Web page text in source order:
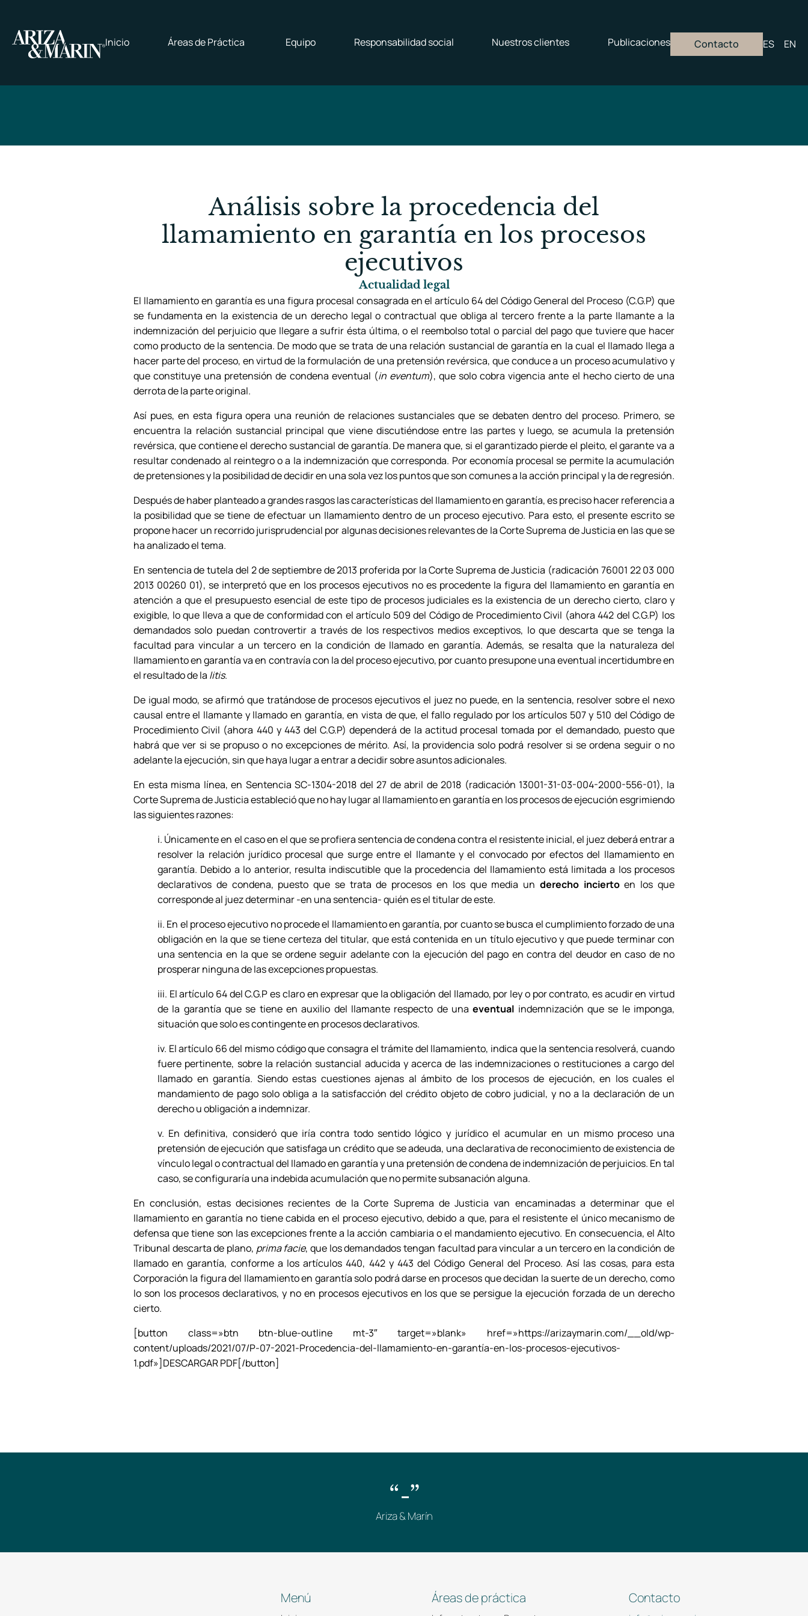
Inicio Áreas de Práctica Equipo Responsabilidad social Nuestros clientes Publicaciones Contacto ES EN
Análisis sobre la procedencia del
llamamiento en garantía en los procesos
ejecutivos
Actualidad legal
El llamamiento en garantía es una figura procesal consagrada en el artículo 64 del Código General del Proceso (C.G.P) que
se fundamenta en la existencia de un derecho legal o contractual que obliga al tercero frente a la parte llamante a la
indemnización del perjuicio que llegare a sufrir ésta última, o el reembolso total o parcial del pago que tuviere que hacer
como producto de la sentencia. De modo que se trata de una relación sustancial de garantía en la cual el llamado llega a
hacer parte del proceso, en virtud de la formulación de una pretensión revérsica, que conduce a un proceso acumulativo y
que constituye una pretensión de condena eventual (in eventum), que solo cobra vigencia ante el hecho cierto de una
derrota de la parte original.
Así pues, en esta figura opera una reunión de relaciones sustanciales que se debaten dentro del proceso. Primero, se
encuentra la relación sustancial principal que viene discutiéndose entre las partes y luego, se acumula la pretensión
revérsica, que contiene el derecho sustancial de garantía. De manera que, si el garantizado pierde el pleito, el garante va a
resultar condenado al reintegro o a la indemnización que corresponda. Por economía procesal se permite la acumulación
de pretensiones y la posibilidad de decidir en una sola vez los puntos que son comunes a la acción principal y la de regresión.
Después de haber planteado a grandes rasgos las características del llamamiento en garantía, es preciso hacer referencia a
la posibilidad que se tiene de efectuar un llamamiento dentro de un proceso ejecutivo. Para esto, el presente escrito se
propone hacer un recorrido jurisprudencial por algunas decisiones relevantes de la Corte Suprema de Justicia en las que se
ha analizado el tema.
En sentencia de tutela del 2 de septiembre de 2013 proferida por la Corte Suprema de Justicia (radicación 76001 22 03 000
2013 00260 01), se interpretó que en los procesos ejecutivos no es procedente la figura del llamamiento en garantía en
atención a que el presupuesto esencial de este tipo de procesos judiciales es la existencia de un derecho cierto, claro y
exigible, lo que lleva a que de conformidad con el artículo 509 del Código de Procedimiento Civil (ahora 442 del C.G.P) los
demandados solo puedan controvertir a través de los respectivos medios exceptivos, lo que descarta que se tenga la
facultad para vincular a un tercero en la condición de llamado en garantía. Además, se resalta que la naturaleza del
llamamiento en garantía va en contravía con la del proceso ejecutivo, por cuanto presupone una eventual incertidumbre en
el resultado de la litis.
De igual modo, se afirmó que tratándose de procesos ejecutivos el juez no puede, en la sentencia, resolver sobre el nexo
causal entre el llamante y llamado en garantía, en vista de que, el fallo regulado por los artículos 507 y 510 del Código de
Procedimiento Civil (ahora 440 y 443 del C.G.P) dependerá de la actitud procesal tomada por el demandado, puesto que
habrá que ver si se propuso o no excepciones de mérito. Así, la providencia solo podrá resolver si se ordena seguir o no
adelante la ejecución, sin que haya lugar a entrar a decidir sobre asuntos adicionales.
En esta misma línea, en Sentencia SC-1304-2018 del 27 de abril de 2018 (radicación 13001-31-03-004-2000-556-01), la
Corte Suprema de Justicia estableció que no hay lugar al llamamiento en garantía en los procesos de ejecución esgrimiendo
las siguientes razones:
i. Únicamente en el caso en el que se profiera sentencia de condena contra el resistente inicial, el juez deberá entrar a
resolver la relación jurídico procesal que surge entre el llamante y el convocado por efectos del llamamiento en
garantía. Debido a lo anterior, resulta indiscutible que la procedencia del llamamiento está limitada a los procesos
declarativos de condena, puesto que se trata de procesos en los que media un derecho inciertoen los que
corresponde al juez determinar -en una sentencia- quién es el titular de este.
ii. En el proceso ejecutivo no procede el llamamiento en garantía, por cuanto se busca el cumplimiento forzado de una
obligación en la que se tiene certeza del titular, que está contenida en un título ejecutivo y que puede terminar con
una sentencia en la que se ordene seguir adelante con la ejecución del pago en contra del deudor en caso de no
prosperar ninguna de las excepciones propuestas.
iii. El artículo 64 del C.G.P es claro en expresar que la obligación del llamado, por ley o por contrato, es acudir en virtud
de la garantía que se tiene en auxilio del llamante respecto de unaeventual indemnización que se le imponga,
situación que solo es contingente en procesos declarativos.
iv. El artículo 66 del mismo código que consagra el trámite del llamamiento, indica que la sentencia resolverá, cuando
fuere pertinente, sobre la relación sustancial aducida y acerca de las indemnizaciones o restituciones a cargo del
llamado en garantía. Siendo estas cuestiones ajenas al ámbito de los procesos de ejecución, en los cuales el
mandamiento de pago solo obliga a la satisfacción del crédito objeto de cobro judicial, y no a la declaración de un
derecho u obligación a indemnizar.
v. En definitiva, consideró que iría contra todo sentido lógico y jurídico el acumular en un mismo proceso una
pretensión de ejecución que satisfaga un crédito que se adeuda, una declarativa de reconocimiento de existencia de
vínculo legal o contractual del llamado en garantía y una pretensión de condena de indemnización de perjuicios. En tal
caso, se configuraría una indebida acumulación que no permite subsanación alguna.
En conclusión, estas decisiones recientes de la Corte Suprema de Justicia van encaminadas a determinar que el
llamamiento en garantía no tiene cabida en el proceso ejecutivo, debido a que, para el resistente el único mecanismo de
defensa que tiene son las excepciones frente a la acción cambiaria o el mandamiento ejecutivo. En consecuencia, el Alto
Tribunal descarta de plano, prima facie, que los demandados tengan facultad para vincular a un tercero en la condición de
llamado en garantía, conforme a los artículos 440, 442 y 443 del Código General del Proceso. Así las cosas, para esta
Corporación la figura del llamamiento en garantía solo podrá darse en procesos que decidan la suerte de un derecho, como
lo son los procesos declarativos, y no en procesos ejecutivos en los que se persigue la ejecución forzada de un derecho
cierto.
[button class=»btn btn-blue-outline mt-3″ target=»blank» href=»https://arizaymarin.com/__old/wp-
content/uploads/2021/07/P-07-2021-Procedencia-del-llamamiento-en-garantía-en-los-procesos-ejecutivos-
1.pdf»]DESCARGAR PDF[/button]
“-”
Ariza & Marín
Menú Áreas de práctica Contacto